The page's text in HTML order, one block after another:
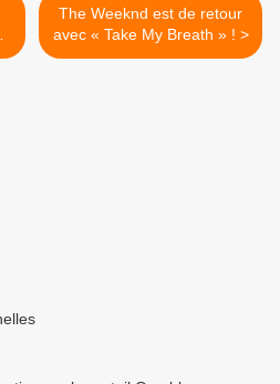
The Weeknd est de retour
avec « Take My Breath » ! >